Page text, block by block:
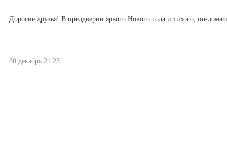
Дорогие друзья! В преддверии яркого Нового года и тихого, по-
30 декабря 21:23